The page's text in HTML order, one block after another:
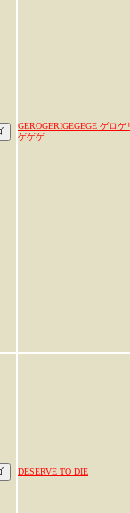
GEROGERIGEGEGE ゲロゲ
ゲゲゲ
DESERVE TO DIE